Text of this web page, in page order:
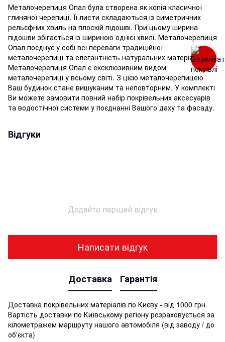
Металочерепиця Опал була створена як копія класичної
глиняної черепиці. Її листи складаються із симетричних
рельєфних хвиль на плоскій підошві. При цьому ширина
підошви збігається із шириною однієї хвилі. Металочерепиця
Опал поєднує у собі всі переваги традиційної
металочерепиці та елегантність натуральних матеріалів.
Металочерепиця Опал є ексклюзивним видом
металочерепиці у всьому світі. З цією металочерепицею
Ваш будинок стане вишуканим та неповторним. У комплекті
Ви можете замовити повний набір покрівельних аксесуарів
та водостічної системи у поєднанні Вашого даху та фасаду.
Відгуки
Додайте перший відгук
Написати відгук
Доставка Гарантія
Доставка покрівельних матеріалів по Києву - від 1000 грн.
Вартість доставки по Київському регіону розраховується за
кілометражем маршруту нашого автомобіля (від заводу / до
об'єкта)